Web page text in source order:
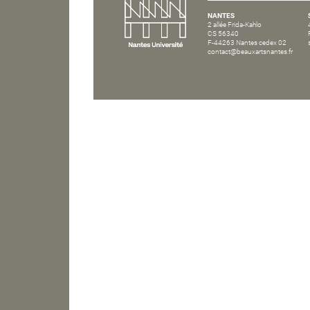
NANTES
2 allée Frida-Kahlo
CS 56340
F-44263 Nantes cedex 02
contact@beauxartsnantes.fr